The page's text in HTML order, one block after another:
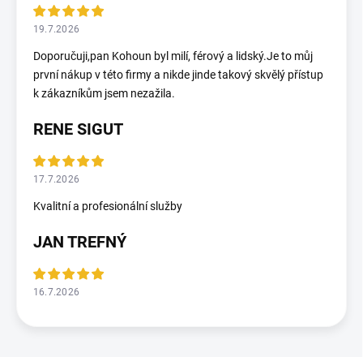
19.7.2026
Doporučuji,pan Kohoun byl milí, férový a lidský.Je to můj
první nákup v této firmy a nikde jinde takový skvělý přístup
k zákazníkům jsem nezažila.
RENE SIGUT
17.7.2026
Kvalitní a profesionální služby
JAN TREFNÝ
16.7.2026